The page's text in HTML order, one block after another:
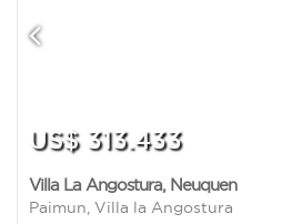
US$ 313.433
Villa La Angostura, Neuquen
Paimun, Villa la Angostura